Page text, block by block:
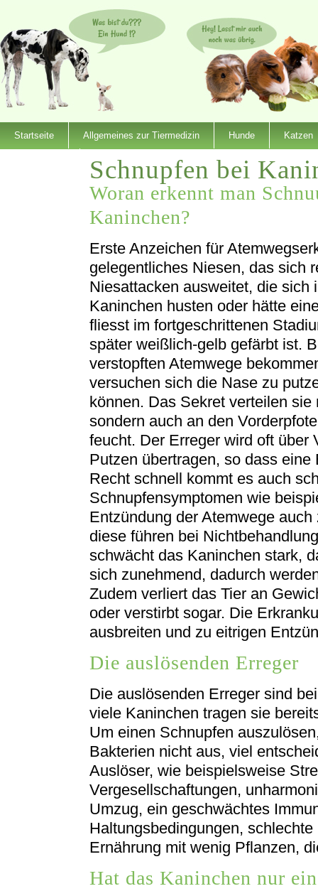
Startseite Allgemeines zur Tiermedizin Hunde Katzen
Schnupfen bei
Woran erkennt man
Kaninchen?
Erste Anzeichen für
gelegentliches Niesen, das sich
Niesattacken ausweitet, die sich
Kaninchen husten oder hätte
fliesst im fortgeschrittenen
später weißlich-gelb gefärbt ist.
verstopften Atemwege
versuchen sich die Nase zu
können. Das Sekret verteilen
sondern auch an den
feucht. Der Erreger wird oft über
Putzen übertragen, so dass
Recht schnell kommt es auch
Schnupfensymptomen wie
Entzündung der Atemwege
diese führen bei
schwächt das Kaninchen stark,
sich zunehmend, dadurch
Zudem verliert das Tier an
oder verstirbt sogar. Die
ausbreiten und zu eitrigen
Die auslösenden Erreger
Die auslösenden Erreger sind
viele Kaninchen tragen sie
Um einen Schnupfen
Bakterien nicht aus, viel
Auslöser, wie beispielsweise
Vergesellschaftungen,
Umzug, ein geschwächtes
Haltungsbedingungen,
Ernährung mit wenig Pflanzen,
Hat das Kaninchen nur